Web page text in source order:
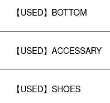
【USED】BOTTOM
【USED】ACCESSARY
【USED】SHOES